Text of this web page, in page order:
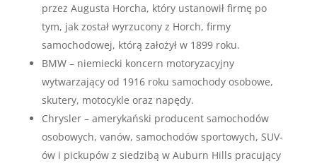
przez Augusta Horcha, który ustanowił firmę po
tym, jak został wyrzucony z Horch, firmy
samochodowej, którą założył w 1899 roku.
BMW – niemiecki koncern motoryzacyjny
wytwarzający od 1916 roku samochody osobowe,
skutery, motocykle oraz napędy.
Chrysler – amerykański producent samochodów
osobowych, vanów, samochodów sportowych, SUV-
ów i pickupów z siedzibą w Auburn Hills pracujący